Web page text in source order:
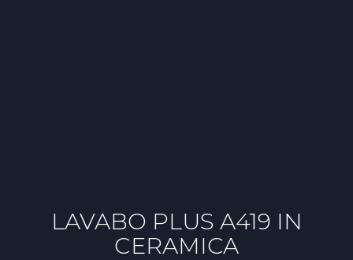
LAVABO PLUS A419 IN
CERAMICA